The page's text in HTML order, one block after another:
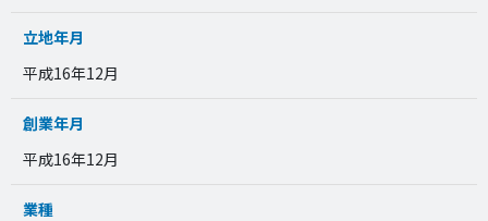
立地年月
平成16年12月
創業年月
平成16年12月
業種